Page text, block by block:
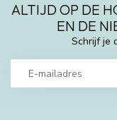
ALTIJD OP DE
EN DE
Schrijf je